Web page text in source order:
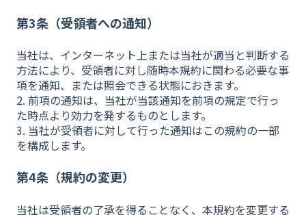
第3条（受領者への通知）
当社は、インターネット上または当社が適当と判断する
方法により、受領者に対し随時本規約に関わる必要な事
項を通知、または照会できる状態におきます。
2. 前項の通知は、当社が当該通知を前項の規定で行っ
た時点より効力を発するものとします。
3. 当社が受領者に対して行った通知はこの規約の一部
を構成します。
第4条（規約の変更）
当社は受領者の了承を得ることなく、本規約を変更する